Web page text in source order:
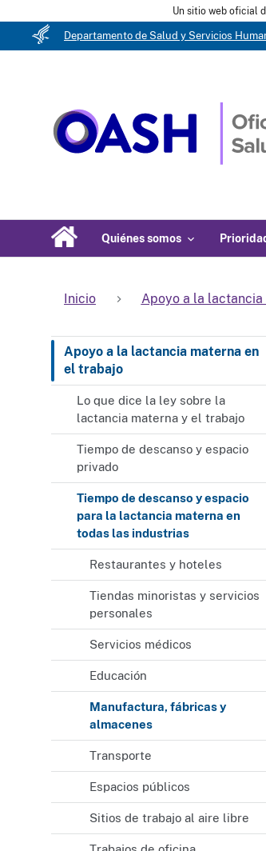
Un sitio web oficial
Departamento de Salud y Servicios
Quiénes somos
Inicio Apoyo a la
Apoyo a la lactancia materna en
el trabajo
Lo que dice la ley sobre la
lactancia materna y el trabajo
Tiempo de descanso y espacio
privado
Tiempo de descanso y espacio
para la lactancia materna en
todas las industrias
Restaurantes y hoteles
Tiendas minoristas y servicios
personales
Servicios médicos
Educación
Manufactura, fábricas y
almacenes
Transporte
Espacios públicos
Sitios de trabajo al aire libre